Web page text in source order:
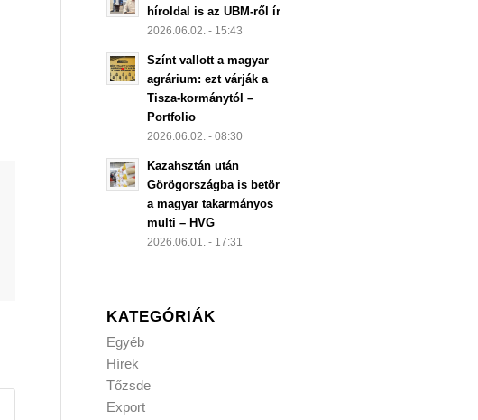
híroldal is az UBM-ről ír
2026.06.02. - 15:43
Színt vallott a magyar
agrárium: ezt várják a
Tisza-kormánytól –
Portfolio
2026.06.02. - 08:30
Kazahsztán után
Görögországba is betör
a magyar takarmányos
multi – HVG
2026.06.01. - 17:31
KATEGÓRIÁK
Egyéb
Hírek
Tőzsde
Export